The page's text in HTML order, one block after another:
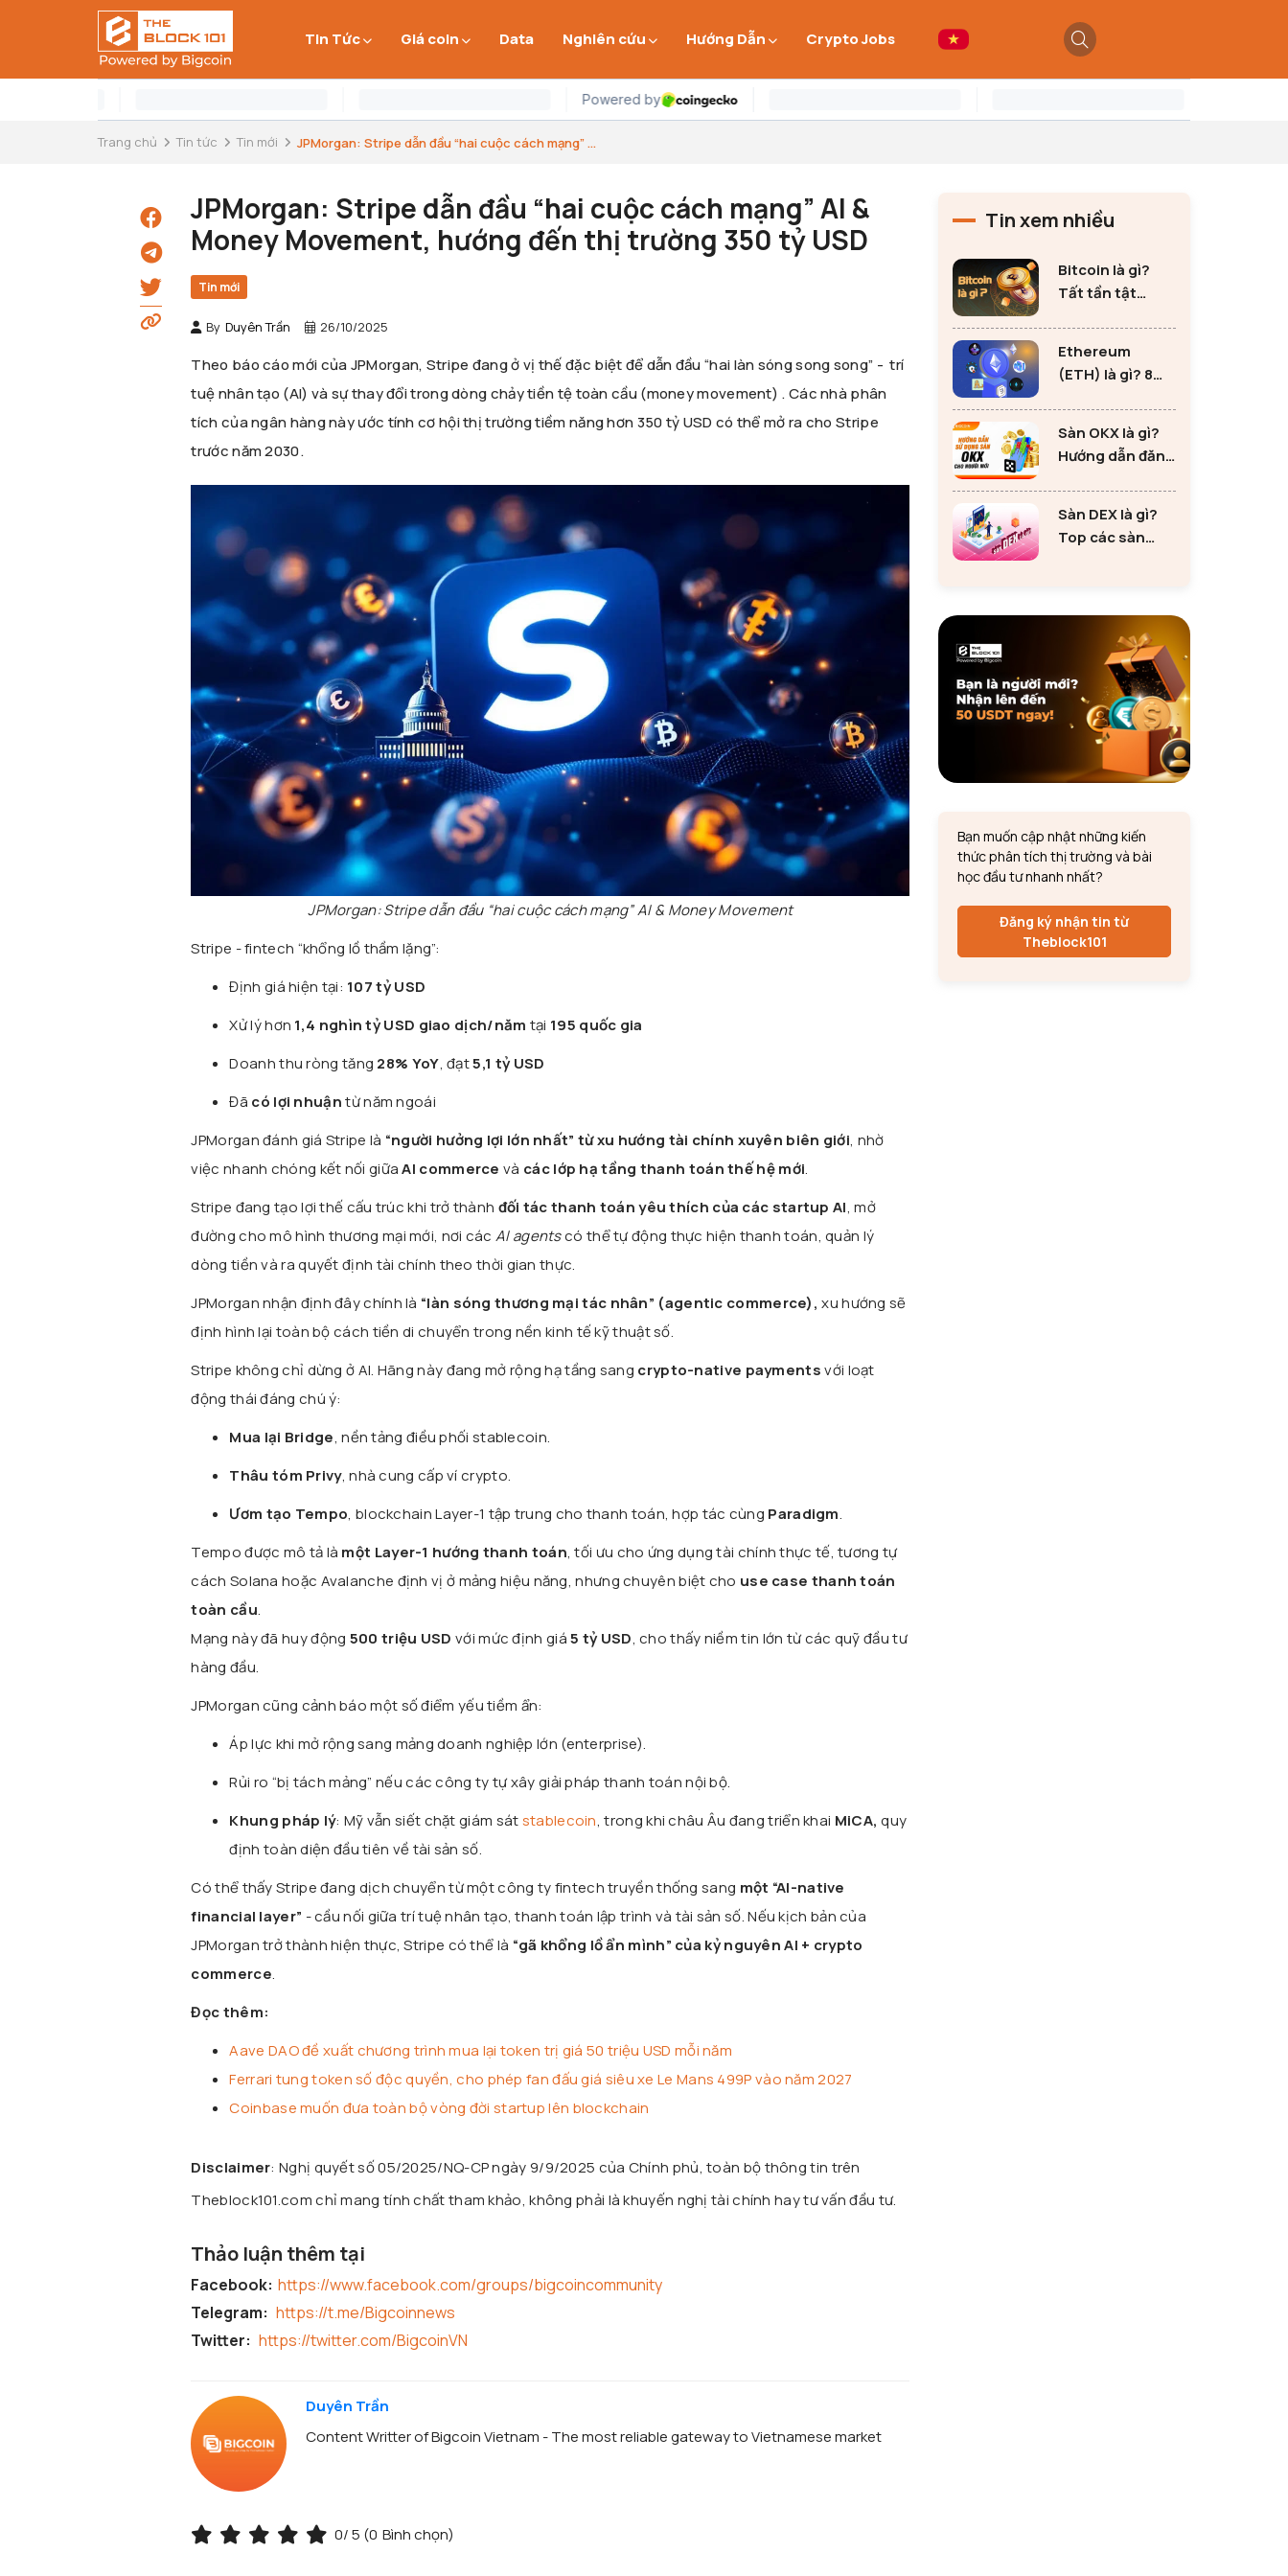
Tin Tức Giá coin Data Nghiên cứu Hướng Dẫn Crypto Jobs
Trang chủ Tin tức Tin mới JPMorgan: Stripe dẫn đầu “hai cuộc cách mạng” ...
JPMorgan: Stripe dẫn đầu “hai cuộc cách mạng” AI &
Money Movement, hướng đến thị trường 350 tỷ USD
Tin mới
By Duyên Trần 26/10/2025
Theo báo cáo mới của JPMorgan, Stripe đang ở vị thế đặc biệt để dẫn đầu “hai làn sóng song song” - trí
tuệ nhân tạo (AI) và sự thay đổi trong dòng chảy tiền tệ toàn cầu (money movement) . Các nhà phân
tích của ngân hàng này ước tính cơ hội thị trường tiềm năng hơn 350 tỷ USD có thể mở ra cho Stripe
trước năm 2030.
JPMorgan: Stripe dẫn đầu “hai cuộc cách mạng” AI & Money Movement
Stripe - fintech “khổng lồ thầm lặng”:
Định giá hiện tại: 107 tỷ USD
Xử lý hơn 1,4 nghìn tỷ USD giao dịch/năm tại 195 quốc gia
Doanh thu ròng tăng 28% YoY, đạt5,1 tỷ USD
Đã có lợi nhuậntừ năm ngoái
JPMorgan đánh giá Stripe là “người hưởng lợi lớn nhất” từ xu hướng tài chính xuyên biên giới, nhờ
việc nhanh chóng kết nối giữaAI commerce và các lớp hạ tầng thanh toán thế hệ mới.
Stripe đang tạo lợi thế cấu trúc khi trở thành đối tác thanh toán yêu thích của các startup AI, mở
đường cho mô hình thương mại mới, nơi cácAI agentscó thể tự động thực hiện thanh toán, quản lý
dòng tiền và ra quyết định tài chính theo thời gian thực.
JPMorgan nhận định đây chính là “làn sóng thương mại tác nhân” (agentic commerce), xu hướng sẽ
định hình lại toàn bộ cách tiền di chuyển trong nền kinh tế kỹ thuật số.
Stripe không chỉ dừng ở AI. Hãng này đang mở rộng hạ tầng sang crypto-native paymentsvới loạt
động thái đáng chú ý:
Mua lại Bridge, nền tảng điều phối stablecoin.
Thâu tóm Privy, nhà cung cấp ví crypto.
Ươm tạo Tempo, blockchain Layer-1 tập trung cho thanh toán, hợp tác cùng Paradigm.
Tempo được mô tả là một Layer-1 hướng thanh toán, tối ưu cho ứng dụng tài chính thực tế, tương tự
cách Solana hoặc Avalanche định vị ở mảng hiệu năng, nhưng chuyên biệt cho use case thanh toán
toàn cầu.
Mạng này đã huy động 500 triệu USD với mức định giá5 tỷ USD, cho thấy niềm tin lớn từ các quỹ đầu tư
hàng đầu.
JPMorgan cũng cảnh báo một số điểm yếu tiềm ẩn:
Áp lực khi mở rộng sang mảng doanh nghiệp lớn (enterprise).
Rủi ro “bị tách mảng” nếu các công ty tự xây giải pháp thanh toán nội bộ.
Khung pháp lý: Mỹ vẫn siết chặt giám sátstablecoin, trong khi châu Âu đang triển khai MiCA, quy
định toàn diện đầu tiên về tài sản số.
Có thể thấy Stripe đang dịch chuyển từ một công ty fintech truyền thống sang một “AI-native
financial layer” - cầu nối giữa trí tuệ nhân tạo, thanh toán lập trình và tài sản số. Nếu kịch bản của
JPMorgan trở thành hiện thực, Stripe có thể là “gã khổng lồ ẩn mình” của kỷ nguyên AI + crypto
commerce.
Đọc thêm:
Aave DAO đề xuất chương trình mua lại token trị giá 50 triệu USD mỗi năm
Ferrari tung token số độc quyền, cho phép fan đấu giá siêu xe Le Mans 499P vào năm 2027
Coinbase muốn đưa toàn bộ vòng đời startup lên blockchain
Disclaimer: Nghị quyết số 05/2025/NQ-CP ngày 9/9/2025 của Chính phủ, toàn bộ thông tin trên
Theblock101.com chỉ mang tính chất tham khảo, không phải là khuyến nghị tài chính hay tư vấn đầu tư.
Thảo luận thêm tại
Facebook: https://www.facebook.com/groups/bigcoincommunity
Telegram: https://t.me/Bigcoinnews
Twitter: https://twitter.com/BigcoinVN
Duyên Trần
Content Writter of Bigcoin Vietnam - The most reliable gateway to Vietnamese market
0/ 5 (0 Bình chọn)
Tin xem nhiều
Bitcoin là gì?
Tất tần tật
Bitcoin
Ethereum
(ETH) là gì? 8
tư Ethereum
Sàn OKX là gì?
Hướng dẫn đăng
mới
Sàn DEX là gì?
Top các sàn
Bạn muốn cập nhật những kiến
thức phân tích thị trường và bài
học đầu tư nhanh nhất?
Đăng ký nhận tin từ
Theblock101